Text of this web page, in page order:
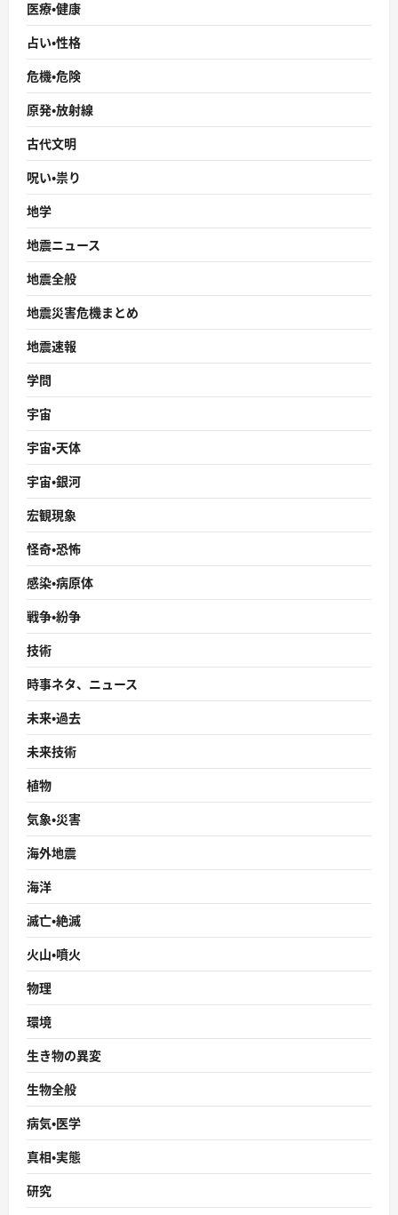
医療・健康
占い・性格
危機・危険
原発・放射線
古代文明
呪い・祟り
地学
地震ニュース
地震全般
地震災害危機まとめ
地震速報
学問
宇宙
宇宙・天体
宇宙・銀河
宏観現象
怪奇・恐怖
感染・病原体
戦争・紛争
技術
時事ネタ、ニュース
未来・過去
未来技術
植物
気象・災害
海外地震
海洋
滅亡・絶滅
火山・噴火
物理
環境
生き物の異変
生物全般
病気・医学
真相・実態
研究